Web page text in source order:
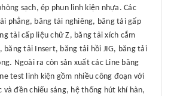
sạch, ép phun linh kiện nhựa. Các
phẳng, băng tải nghiêng, băng tải gấp
tải cấp liệu chữ Z, băng tải xích cắm
băng tải Insert, băng tải hồi JIG, băng tải
Ngoài ra còn sản xuất các Line băng
test linh kiện gồm nhiều công đoạn với
đền chiếu sáng, hệ thống hút khí hàn,